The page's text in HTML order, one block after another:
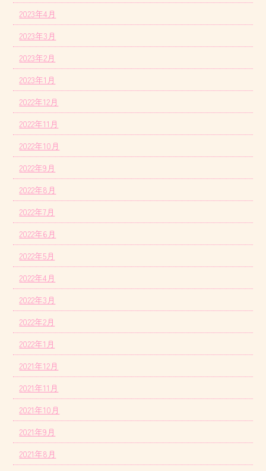
2023年4月
2023年3月
2023年2月
2023年1月
2022年12月
2022年11月
2022年10月
2022年9月
2022年8月
2022年7月
2022年6月
2022年5月
2022年4月
2022年3月
2022年2月
2022年1月
2021年12月
2021年11月
2021年10月
2021年9月
2021年8月